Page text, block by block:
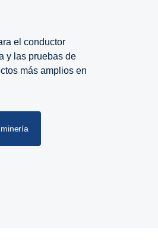
el conductor
y las pruebas de
más amplios en